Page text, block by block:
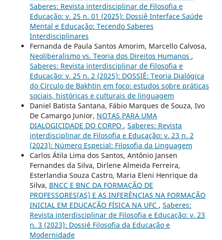
Saberes: Revista interdisciplinar de Filosofia e
Educação: v. 25 n. 01 (2025): Dossiê Interface Saúde
Mental e Educação: Tecendo Saberes
Interdisciplinares
Fernanda de Paula Santos Amorim, Marcello Calvosa,
Neoliberalismo vs. Teoria dos Direitos Humanos ,
Saberes: Revista interdisciplinar de Filosofia e
Educação: v. 25 n. 2 (2025): DOSSIÊ: Teoria Dialógica
do Círculo de Bakhtin em foco: estudos sobre práticas
sociais, históricas e culturais de linguagem
Daniel Batista Santana, Fábio Marques de Souza, Ivo
De Camargo Junior, NOTAS PARA UMA
DIALOGICIDADE DO CORPO , Saberes: Revista
interdisciplinar de Filosofia e Educação: v. 23 n. 2
(2023): Número Especial: Filosofia da Linguagem
Carlos Átila Lima dos Santos, Antônio Jansen
Fernandes da Silva, Dirlene Almeida Ferreira,
Esterlandia Souza Castro, Maria Eleni Henrique da
Silva, BNCC E BNC DA FORMAÇÃO DE
PROFESSORES(AS) E AS INFERÊNCIAS NA FORMAÇÃO
INICIAL EM EDUCAÇÃO FÍSICA NA UFC , Saberes:
Revista interdisciplinar de Filosofia e Educação: v. 23
n. 3 (2023): Dossiê Filosofia da Educação e
Modernidade